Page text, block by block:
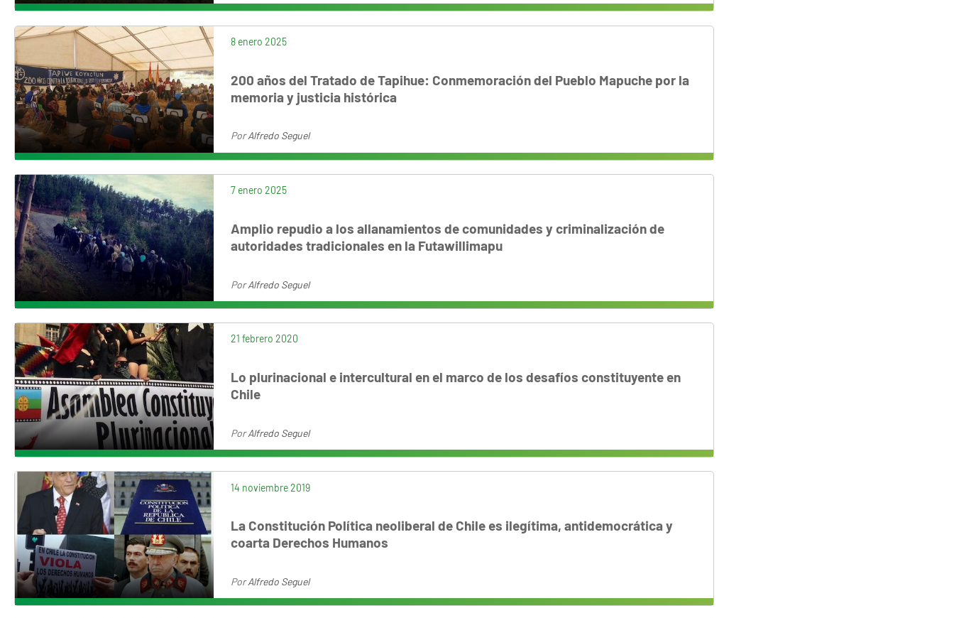
8 enero 2025
200 años del Tratado de Tapihue: Conmemoración del Pueblo Mapuche por la
memoria y justicia histórica
PorAlfredo Seguel
7 enero 2025
Amplio repudio a los allanamientos de comunidades y criminalización de
autoridades tradicionales en la Futawillimapu
PorAlfredo Seguel
21 febrero 2020
Lo plurinacional e intercultural en el marco de los desafíos constituyente en
Chile
PorAlfredo Seguel
14 noviembre 2019
La Constitución Política neoliberal de Chile es ilegítima, antidemocrática y
coarta Derechos Humanos
PorAlfredo Seguel